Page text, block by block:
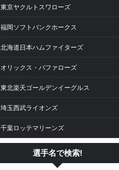
東京ヤクルトスワローズ
福岡ソフトバンクホークス
北海道日本ハムファイターズ
オリックス・バファローズ
東北楽天ゴールデンイーグルス
埼玉西武ライオンズ
千葉ロッテマリーンズ
選手名で検索!